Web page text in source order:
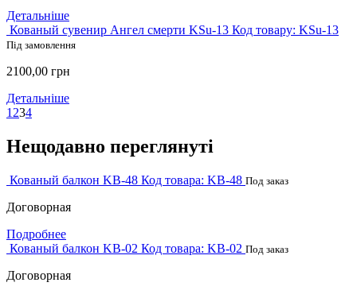
Детальніше
Кованый сувенир Ангел смерти KSu-13 Код товару: KSu-13
Під замовлення
2100,00 грн
Детальніше
1 234
Нещодавно переглянуті
Кованый балкон KB-48 Код товара: KB-48 Под заказ
Договорная
Подробнее
Кованый балкон KB-02 Код товара: KB-02 Под заказ
Договорная